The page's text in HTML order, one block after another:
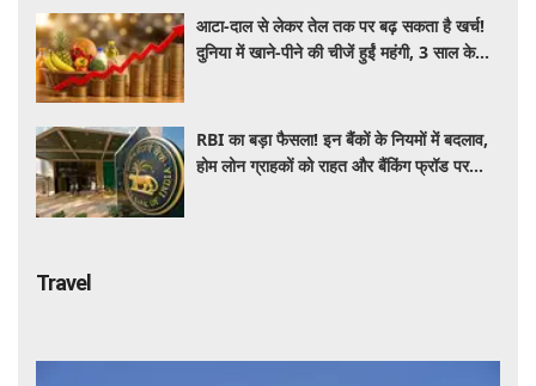
आटा-दाल से लेकर तेल तक पर बढ़ सकता है खर्च!
दुनिया में खाने-पीने की चीजें हुईं महंगी, 3 साल के
RBI का बड़ा फैसला! इन बैंकों के नियमों में बदलाव,
होम लोन ग्राहकों को राहत और बैंकिंग फ्रॉड पर
Travel